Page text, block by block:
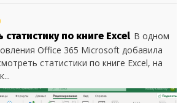
статистику по книге Excel В одном
Office 365 Microsoft добавила
статистики по книге Excel, на